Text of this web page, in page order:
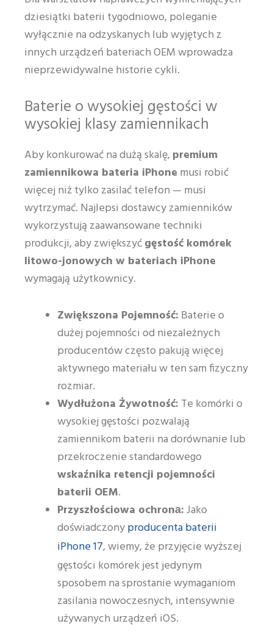
dziesiątki baterii tygodniowo, poleganie
wyłącznie na odzyskanych lub wyjętych z
innych urządzeń bateriach OEM wprowadza
nieprzewidywalne historie cykli.
Baterie o wysokiej gęstości w
wysokiej klasy zamiennikach
Aby konkurować na dużą skalę, premium
zamiennikowa bateria iPhone musi robić
więcej niż tylko zasilać telefon — musi
wytrzymać. Najlepsi dostawcy zamienników
wykorzystują zaawansowane techniki
produkcji, aby zwiększyćgęstość komórek
litowo-jonowych w bateriach iPhone
wymagają użytkownicy.
Zwiększona Pojemność: Baterie o
dużej pojemności od niezależnych
producentów często pakują więcej
aktywnego materiału w ten sam fizyczny
rozmiar.
Wydłużona Żywotność: Te komórki o
wysokiej gęstości pozwalają
zamiennikom baterii na dorównanie lub
przekroczenie standardowego
wskaźnika retencji pojemności
baterii OEM.
Przyszłościowa ochronа:Jako
doświadczonyproducenta baterii
iPhone 17, wiemy, że przyjęcie wyższej
gęstości komórek jest jedynym
sposobem na sprostanie wymaganiom
zasilania nowoczesnych, intensywnie
używanych urządzeń iOS.